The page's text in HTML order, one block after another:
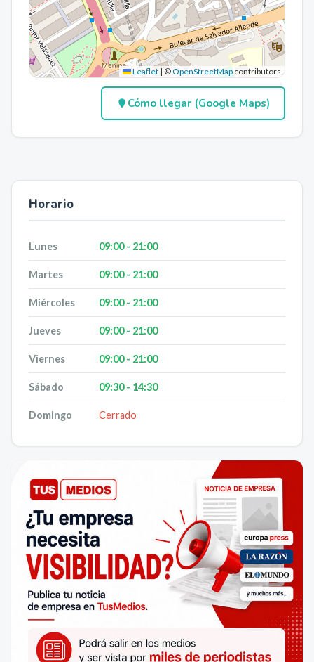
Leaflet | ©OpenStreetMapcontributors
Cómo llegar (Google Maps)
Horario
Lunes 09:00 - 21:00
Martes 09:00 - 21:00
Miércoles 09:00 - 21:00
Jueves 09:00 - 21:00
Viernes 09:00 - 21:00
Sábado 09:30 - 14:30
Domingo Cerrado